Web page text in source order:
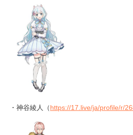
・神谷綾人（https://17.live/ja/profile/r/